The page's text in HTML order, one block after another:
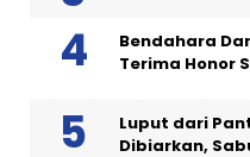
Bendahara
Terima Honor
Luput dari
Dibiarkan,